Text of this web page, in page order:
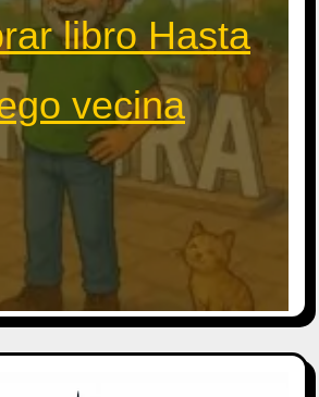
libro Hasta
vecina